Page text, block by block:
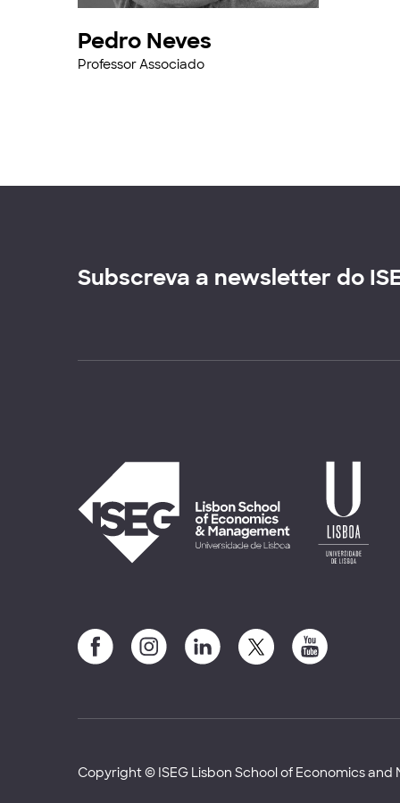
Pedro Neves
Professor Associado
Subscreva a newsletter do
Copyright © ISEG Lisbon School of Economics and